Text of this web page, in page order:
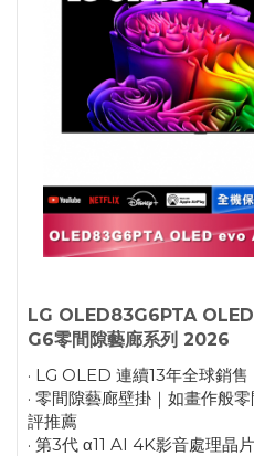
LG OLED83G6PTA
G6零間隙藝廊系列 2026
· LG OLED 連續13年全球銷
· 零間隙藝廊壁掛｜如畫作般
評推薦
· 第3代 α11 AI 4K影音處理晶